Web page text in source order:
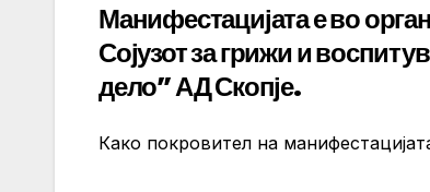
Манифестацијата е во
Сојузот за грижи и
дело” АД Скопје.
Како покровител на